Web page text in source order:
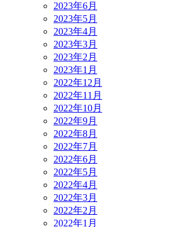
2023年6月
2023年5月
2023年4月
2023年3月
2023年2月
2023年1月
2022年12月
2022年11月
2022年10月
2022年9月
2022年8月
2022年7月
2022年6月
2022年5月
2022年4月
2022年3月
2022年2月
2022年1月